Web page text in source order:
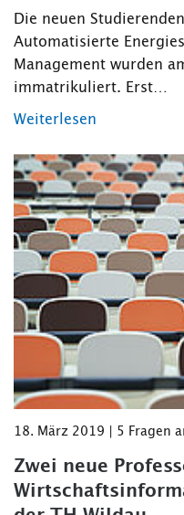
Die neuen
Automatisierte
Management wurden
immatrikuliert. Erst…
Weiterlesen
18. März 2019 | 5 Fragen
Zwei neue